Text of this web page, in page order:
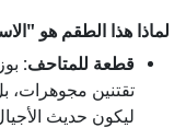
لماذا هذا الطقم هو
قطعة للمتاحف:
تقتنين مجوهرات،
ليكون حديث